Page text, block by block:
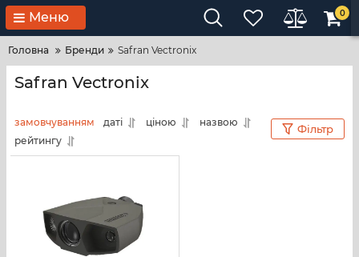
Меню 0
Головна Бренди Safran Vectronix
Safran Vectronix
замовчуванням даті ціною
назвою
рейтингу
Фільтр